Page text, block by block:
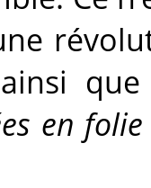
ainsi
en folie